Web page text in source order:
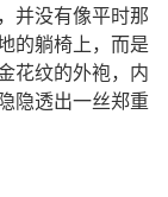
并没有像平时那
的躺椅上，而是
花纹的外袍，内
隐透出一丝郑重